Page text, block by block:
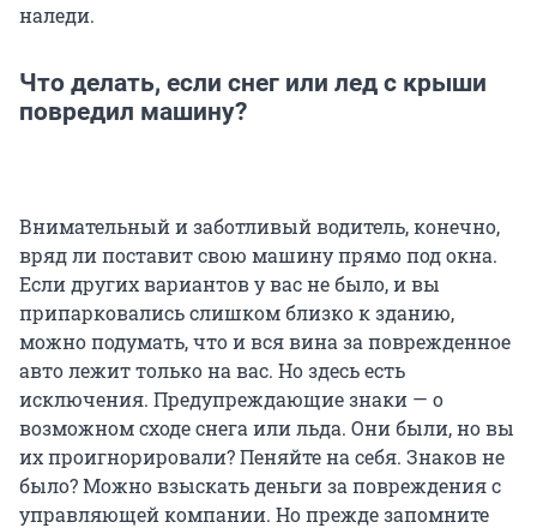
наледи.
Что делать, если снег или лед с крыши
повредил машину?
Внимательный и заботливый водитель, конечно,
вряд ли поставит свою машину прямо под окна.
Если других вариантов у вас не было, и вы
припарковались слишком близко к зданию,
можно подумать, что и вся вина за поврежденное
авто лежит только на вас. Но здесь есть
исключения. Предупреждающие знаки — о
возможном сходе снега или льда. Они были, но вы
их проигнорировали? Пеняйте на себя. Знаков не
было? Можно взыскать деньги за повреждения с
управляющей компании. Но прежде запомните